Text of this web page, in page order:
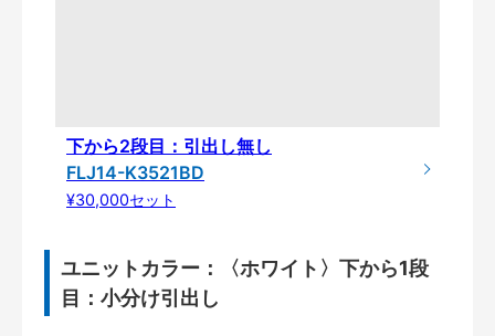
下から2段目：引出し無し
FLJ14-K3521BD
¥30,000セット
ユニットカラー：〈ホワイト〉下から1段
目：小分け引出し